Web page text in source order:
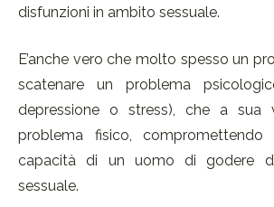
disfunzioni in ambito sessuale.
E’anche vero che molto spesso un
scatenare un problema
depressione o stress), che a sua
problema fisico, compromettendo
capacità di un uomo di godere
sessuale.